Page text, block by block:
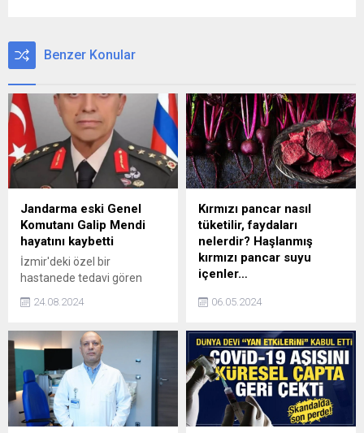
Benzer Konular
Jandarma eski Genel
Komutanı Galip Mendi
hayatını kaybetti
İzmir'deki özel bir
hastanede tedavi gören
Komutanı emekli Orgeneral
Mendi'nin cenaze programı
henüz netleşmedi.
24.08.2024
Kırmızı pancar nasıl
tüketilir, faydaları
nelerdir? Haşlanmış
kırmızı pancar suyu
içenler…
olan kırmızı pancarın kendisi
Kırmızı pancar, canlı ve
kırmızı rengi ile göze hitap
ederken içeriğinde
bulundurduğu bileşenlerle
de sağlığa hitap ediyor. Peki,
kırmızı pancar en sağlıklı
06.05.2024